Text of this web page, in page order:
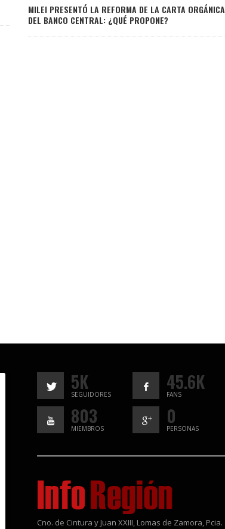
MILEI PRESENTÓ LA REFORMA DE LA CARTA ORGÁNICA
DEL BANCO CENTRAL: ¿QUÉ PROPONE?
5K
SEGUIDORES
45.6K
FANS
803
MIEMBROS
0
PERSONAS
Cno. de Cintura y Juan XXIII, Lomas de Zamora, Pcia.